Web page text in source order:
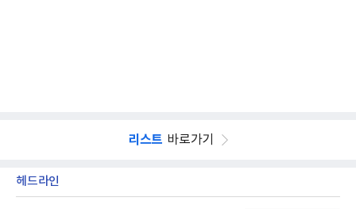
리스트 바로가기
헤드라인